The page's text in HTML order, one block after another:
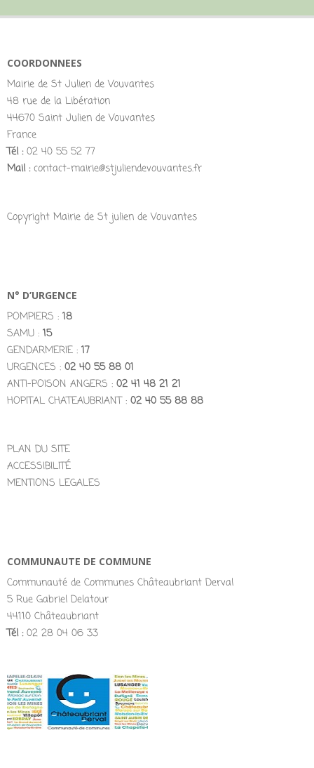
COORDONNEES
Mairie de St Julien de Vouvantes
48 rue de la Libération
44670 Saint Julien de Vouvantes
France
Tél :02 40 55 52 77
Mail :contact-mairie@stjuliendevouvantes.fr
Copyright Mairie de St julien de Vouvantes
N° D’URGENCE
POMPIERS : 18
SAMU : 15
GENDARMERIE : 17
URGENCES : 02 40 55 88 01
ANTI-POISON ANGERS : 02 41 48 21 21
HOPITAL CHATEAUBRIANT : 02 40 55 88 88
PLAN DU SITE
ACCESSIBILITÉ
MENTIONS LEGALES
COMMUNAUTE DE COMMUNE
Communauté de Communes Châteaubriant Derval
5 Rue Gabriel Delatour
44110 Châteaubriant
Tél :02 28 04 06 33